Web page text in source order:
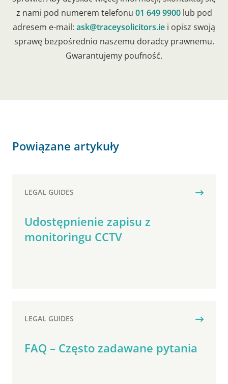
z nami pod numerem telefonu 01 649 9900lub pod
adresem e-mail: ask@traceysolicitors.ie i opisz swoją
sprawę bezpośrednio naszemu doradcy prawnemu.
Gwarantujemy poufność.
Powiązane artykuły
LEGAL GUIDES
Udostępnienie zapisu z
monitoringu CCTV
LEGAL GUIDES
FAQ – Często zadawane pytania